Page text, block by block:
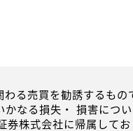
る売買を勧誘するも
なる損失・ 損害につ
株式会社に帰属して